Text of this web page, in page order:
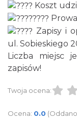
Rybnik
0.04 km
DNI
Koszt
Zapisy i
ul. Sobieskiego
Liczba miejsc
zapisów!
Twoja ocena:
Ocena: 0.0